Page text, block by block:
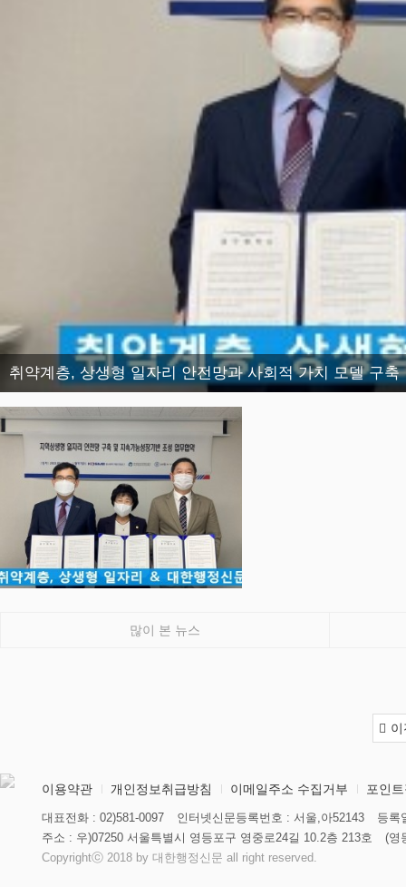
취약계층, 상생형 일자리 안전망과 사회적 가치 모델 구축
많이 본 뉴스
이용약관 개인정보취급방침 이메일주소 수집거부 포인
대표전화 : 02)581-0097 인터넷신문등록번호 : 서울,아52143
등록
주소 : 우)07250 서울특별시 영등포구 영중로24길 10.2층 213호
(영
Copyrightⓒ 2018 by 대한행정신문 all right reserved.